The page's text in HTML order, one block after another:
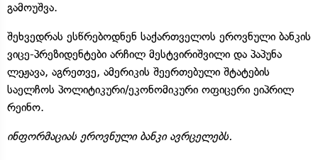
გამოუშვა.
შეხვედრას ესწრებოდნენ საქართველოს ეროვნული ბანკის
ვიცე-პრეზიდენტები არჩილ მესტვირიშვილი და პაპუნა
ლეჟავა, აგრეთვე, ამერიკის შეერთებული შტატების
საელჩოს პოლიტიკური/ეკონომიკური ოფიცერი ეიპრილ
რეინო.
ინფორმაციას ეროვნული ბანკი ავრცელებს.